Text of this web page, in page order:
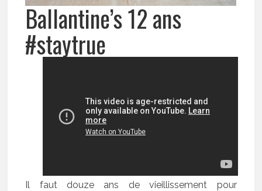
Ballantine’s 12 ans
#staytrue
Il faut douze ans de vieillissement pour